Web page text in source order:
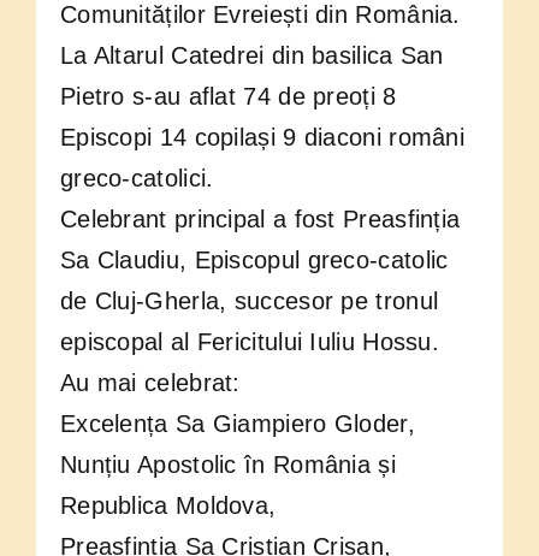
Comunităților Evreiești din România.
La Altarul Catedrei din basilica San
Pietro s-au aflat 74 de preoți 8
Episcopi 14 copilași 9 diaconi români
greco-catolici.
Celebrant principal a fost Preasfinția
Sa Claudiu, Episcopul greco-catolic
de Cluj-Gherla, succesor pe tronul
episcopal al Fericitului Iuliu Hossu.
Au mai celebrat:
Excelența Sa Giampiero Gloder,
Nunțiu Apostolic în România și
Republica Moldova,
Preasfinția Sa Cristian Crișan,